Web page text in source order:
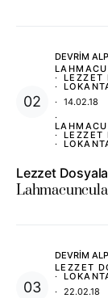
DEVRIM
LEZZET
14.02.18
LEZZET
Lezzet
DEVRIM
LEZZET
22.02.18